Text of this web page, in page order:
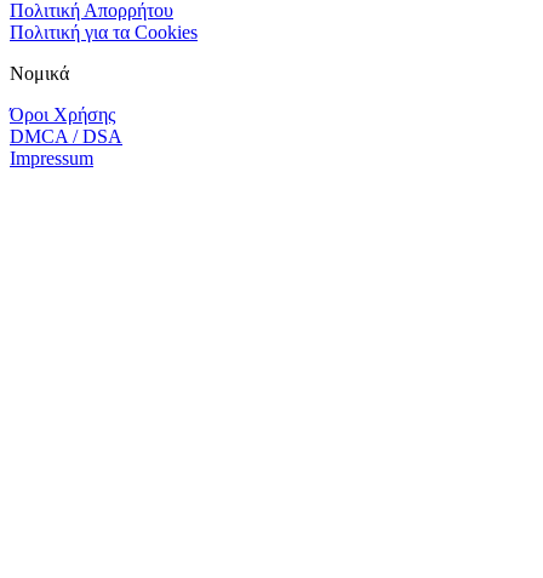
Πολιτική Απορρήτου
Πολιτική για τα Cookies
Νομικά
Όροι Χρήσης
DMCA / DSA
Impressum